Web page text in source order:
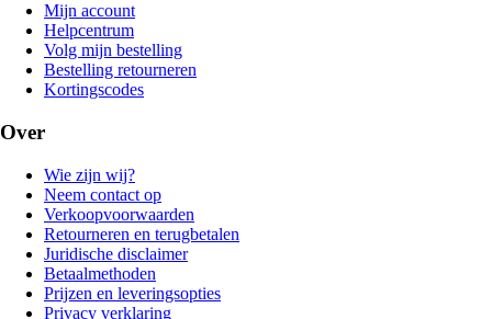
Mijn account
Helpcentrum
Volg mijn bestelling
Bestelling retourneren
Kortingscodes
Over
Wie zijn wij?
Neem contact op
Verkoopvoorwaarden
Retourneren en terugbetalen
Juridische disclaimer
Betaalmethoden
Prijzen en leveringsopties
Privacy verklaring